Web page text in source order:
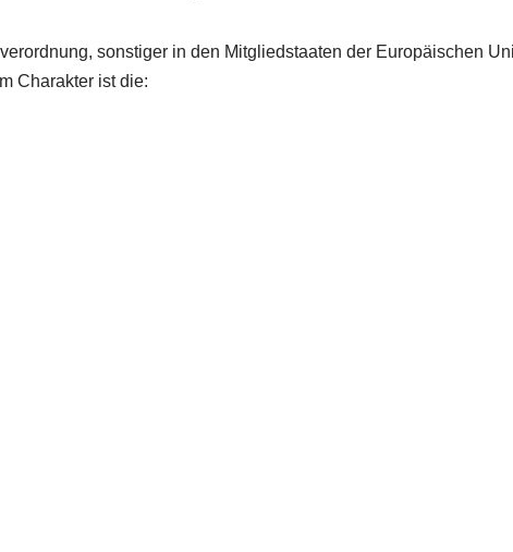
sonstiger in den Mitgliedstaaten der Europäischen
Charakter ist die: